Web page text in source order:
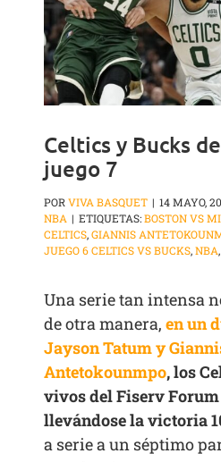
Celtics y Bucks
juego 7
PORVIVA BASQUET | 14 MAYO,
NBA | ETIQUETAS:BOSTON VS
CELTICS,GIANNIS
JUEGO 6 CELTICS VS BUCKS,NBA
Una serie tan intensa
de otra manera,en un
Jayson Tatum y
Antetokounmpo, los
vivos del Fiserv
llevándose la victoria
a serie a un séptimo